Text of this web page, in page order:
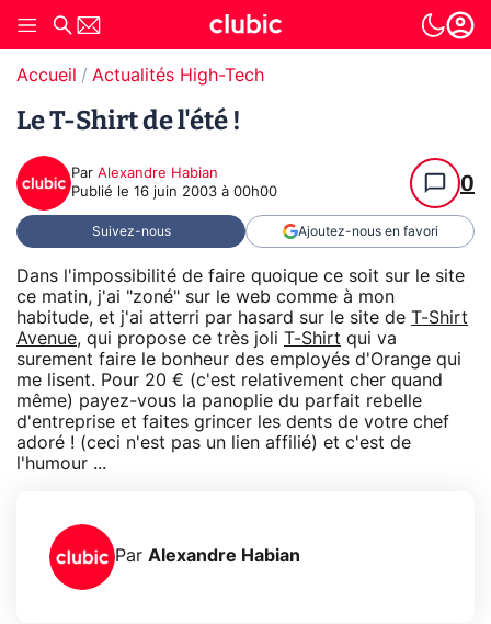
Accueil Actualités High-Tech
Le T-Shirt de l'été !
Par Alexandre Habian
Publié le 16 juin 2003 à 00h00 0
Suivez-nous Ajoutez-nous en favori
Dans l'impossibilité de faire quoique ce soit sur le site
ce matin, j'ai "zoné" sur le web comme à mon
habitude, et j'ai atterri par hasard sur le site de T-Shirt
Avenue, qui propose ce très joli T-Shirt qui va
surement faire le bonheur des employés d'Orange qui
me lisent. Pour 20 € (c'est relativement cher quand
même) payez-vous la panoplie du parfait rebelle
d'entreprise et faites grincer les dents de votre chef
adoré ! (ceci n'est pas un lien affilié) et c'est de
l'humour ...
Par Alexandre Habian